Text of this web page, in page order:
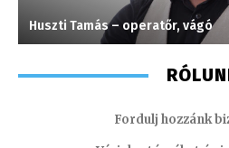
Huszti Tamás – operatőr, vágó
Fordulj hozzánk